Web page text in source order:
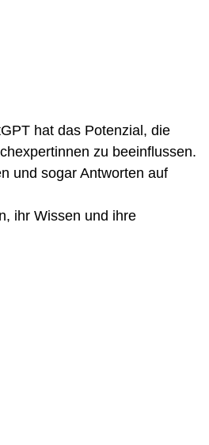
hat das Potenzial, die
zu beeinflussen.
und sogar Antworten auf
ihr Wissen und ihre